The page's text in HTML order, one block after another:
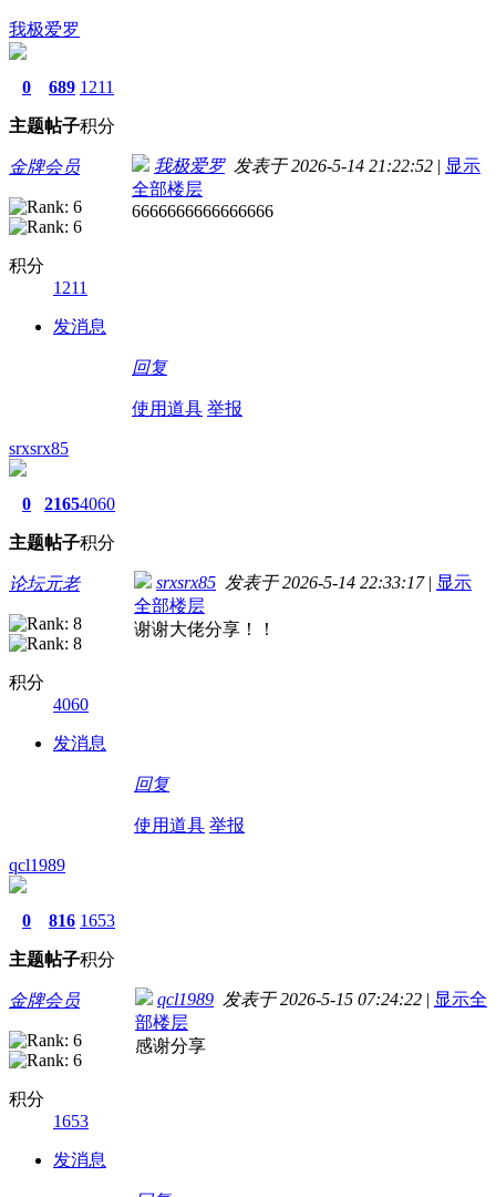
我极爱罗
0
主题
689
帖子
1211
积分
金牌会员
积分
1211
发消息
我极爱罗发表于 2026-5-14 21:22:52 | 显示
全部楼层
6666666666666666
回复
使用道具 举报
srxsrx85
0
主题
2165
帖子
4060
积分
论坛元老
积分
4060
发消息
srxsrx85 发表于 2026-5-14 22:33:17 | 显示
全部楼层
谢谢大佬分享！！
回复
使用道具 举报
qcl1989
0
主题
816
帖子
1653
积分
金牌会员
积分
1653
发消息
qcl1989 发表于 2026-5-15 07:24:22 | 显示全
部楼层
感谢分享